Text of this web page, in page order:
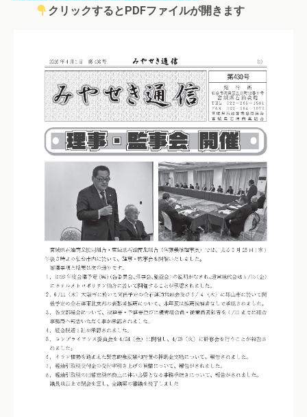
クリックするとPDFファイルが開きます